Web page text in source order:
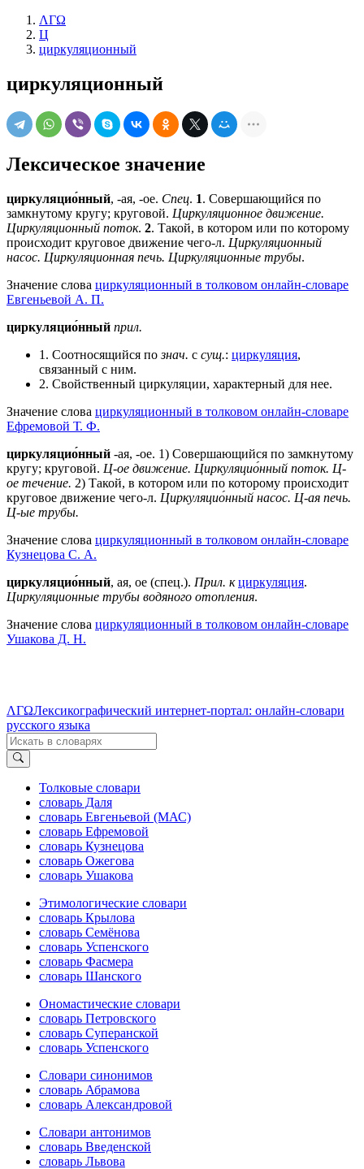
ΛΓΩ
Ц
циркуляционный
циркуляционный
Лексическое значение
циркуляцио́нный, -ая, -ое. Спец. 1. Совершающийся по
замкнутому кругу; круговой. Циркуляционное движение.
Циркуляционный поток. 2. Такой, в котором или по которому
происходит круговое движение чего-л. Циркуляционный
насос. Циркуляционная печь. Циркуляционные трубы.
Значение слова циркуляционный в толковом онлайн-словаре
Евгеньевой А. П.
циркуляцио́нный прил.
1. Соотносящийся познач. с сущ.: циркуляция,
связанный с ним.
2. Свойственный циркуляции, характерный для нее.
Значение слова циркуляционный в толковом онлайн-словаре
Ефремовой Т. Ф.
циркуляцио́нный -ая, -ое. 1) Совершающийся по замкнутому
кругу; круговой. Ц-ое движение. Циркуляцио́нный поток. Ц-
ое течение. 2) Такой, в котором или по которому происходит
круговое движение чего-л. Циркуляцио́нный насос. Ц-ая печь.
Ц-ые трубы.
Значение слова циркуляционный в толковом онлайн-словаре
Кузнецова С. А.
циркуляцио́нный, ая, ое (спец.). Прил. к циркуляция.
Циркуляционные трубы водяного отопления.
Значение слова циркуляционный в толковом онлайн-словаре
Ушакова Д. Н.
ΛΓΩЛексикографический интернет-портал: онлайн-словари
русского языка
Толковые словари
словарь Даля
словарь Евгеньевой (МАС)
словарь Ефремовой
словарь Кузнецова
словарь Ожегова
словарь Ушакова
Этимологические словари
словарь Крылова
словарь Семёнова
словарь Успенского
словарь Фасмера
словарь Шанского
Ономастические словари
словарь Петровского
словарь Суперанской
словарь Успенского
Словари синонимов
словарь Абрамова
словарь Александровой
Словари антонимов
словарь Введенской
словарь Львова